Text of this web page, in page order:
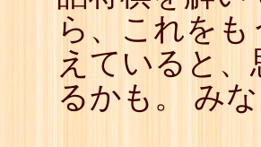
ら、これを
えていると
るかも。 み